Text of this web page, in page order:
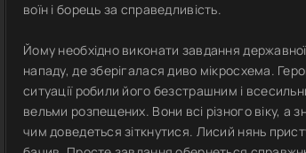
воїн і борець за справедливість.
Йому необхідно виконати завдання
нападу, де зберігалася диво мікросхема.
ситуації робили його безстрашним і
вельми розпещених. Вони всі різного віку, а
чим доведеться зіткнутися. Лисий нянь